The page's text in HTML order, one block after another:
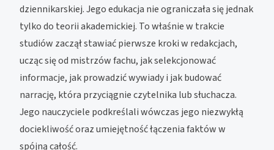
dziennikarskiej. Jego edukacja nie ograniczała się jednak
tylko do teorii akademickiej. To właśnie w trakcie
studiów zaczął stawiać pierwsze kroki w redakcjach,
ucząc się od mistrzów fachu, jak selekcjonować
informacje, jak prowadzić wywiady i jak budować
narrację, która przyciągnie czytelnika lub słuchacza.
Jego nauczyciele podkreślali wówczas jego niezwykłą
dociekliwość oraz umiejętność łączenia faktów w
spójną całość.